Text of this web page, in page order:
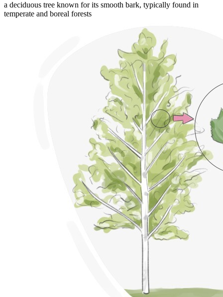
a deciduous tree known for its smooth bark, typically found in
temperate and boreal forests